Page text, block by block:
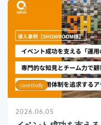
casestudy
2026.06.05